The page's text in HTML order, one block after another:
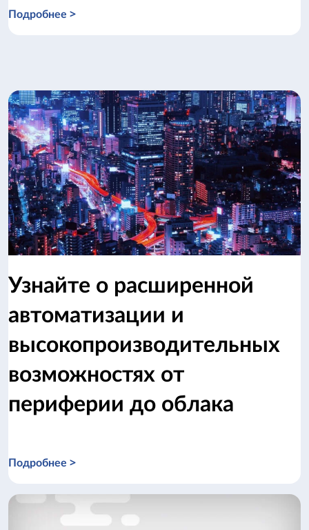
Подробнее >
Узнайте о расширенной
автоматизации и
высокопроизводительных
возможностях от
периферии до облака
Подробнее >